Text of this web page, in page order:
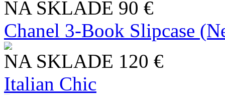
NA SKLADE 90 €
Chanel 3-Book Slipcase
NA SKLADE 120 €
Italian Chic